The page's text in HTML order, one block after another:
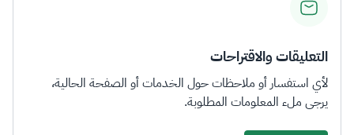
التعليقات والاقتراحات
لأي استفسار أو ملاحظات حول الخدمات أو الصفحة الحالية،
يرجى ملء المعلومات المطلوبة.